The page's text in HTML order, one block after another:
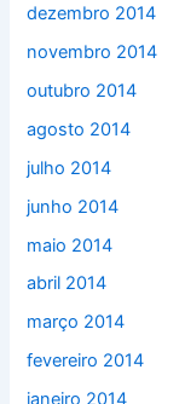
dezembro 2014
novembro 2014
outubro 2014
agosto 2014
julho 2014
junho 2014
maio 2014
abril 2014
março 2014
fevereiro 2014
janeiro 2014